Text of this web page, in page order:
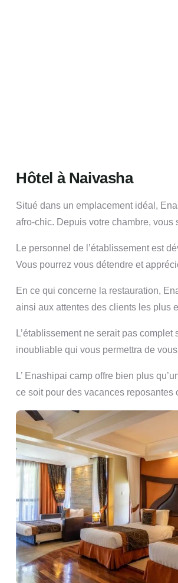
Hôtel à Naivasha
Situé dans un emplacement idéal,
afro-chic. Depuis votre chambre,
Le personnel de l’établissement est
Vous pourrez vous détendre et
En ce qui concerne la restauration,
ainsi aux attentes des clients les plus
L’établissement ne serait pas
inoubliable qui vous permettra de
L’ Enashipai camp offre bien plus
ce soit pour des vacances